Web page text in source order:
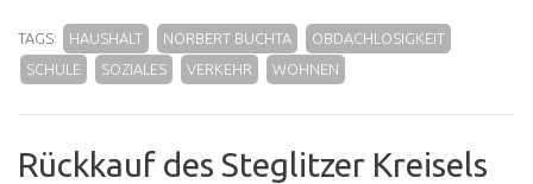
TAGS: HAUSHALT NORBERT BUCHTA
OBDACHLOSIGKEIT
SCHULE
SOZIALES VERKEHR WOHNEN
Rückkauf des Steglitzer Kreisels